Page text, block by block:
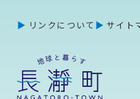
リンクについて サイト